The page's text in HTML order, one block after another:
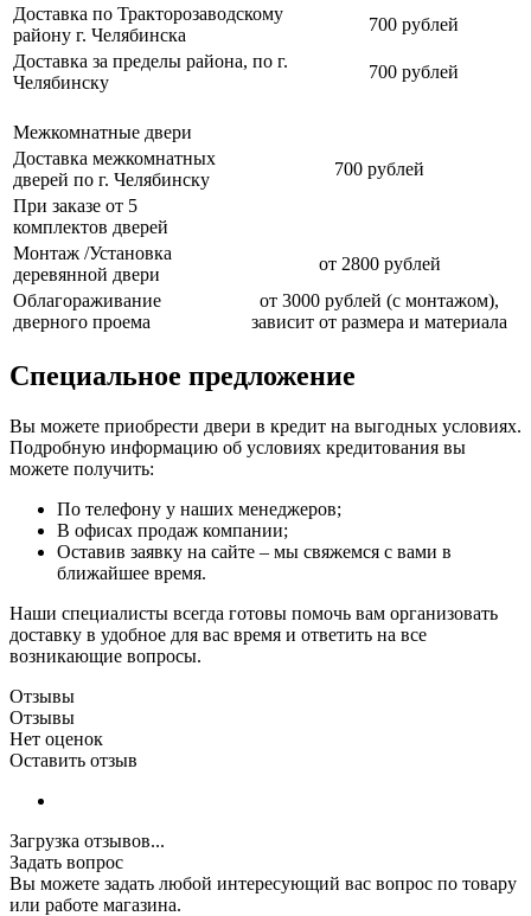
Доставка по Тракторозаводскому
району г. Челябинска
700 рублей
Доставка за пределы района, по г.
Челябинску
700 рублей
Межкомнатные двери
Доставка межкомнатных
дверей по г. Челябинску
700 рублей
При заказе от 5
комплектов дверей
Монтаж /Установка
деревянной двери
от 2800 рублей
Облагораживание
дверного проема
от 3000 рублей (с монтажом),
зависит от размера и материала
Специальное предложение
Вы можете приобрести двери в кредит на выгодных условиях.
Подробную информацию об условиях кредитования вы
можете получить:
По телефону у наших менеджеров;
В офисах продаж компании;
Оставив заявку на сайте – мы свяжемся с вами в
ближайшее время.
Наши специалисты всегда готовы помочь вам организовать
доставку в удобное для вас время и ответить на все
возникающие вопросы.
Отзывы
Отзывы
Нет оценок
Оставить отзыв
Загрузка отзывов...
Задать вопрос
Вы можете задать любой интересующий вас вопрос по товару
или работе магазина.